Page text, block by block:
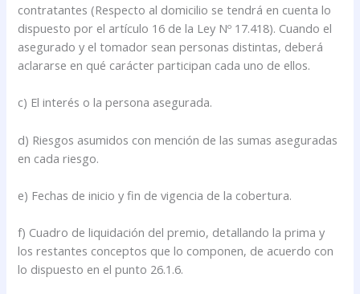
contratantes (Respecto al domicilio se tendrá en cuenta lo
dispuesto por el artículo 16 de la Ley Nº 17.418). Cuando el
asegurado y el tomador sean personas distintas, deberá
aclararse en qué carácter participan cada uno de ellos.
c) El interés o la persona asegurada.
d) Riesgos asumidos con mención de las sumas aseguradas
en cada riesgo.
e) Fechas de inicio y fin de vigencia de la cobertura.
f) Cuadro de liquidación del premio, detallando la prima y
los restantes conceptos que lo componen, de acuerdo con
lo dispuesto en el punto 26.1.6.